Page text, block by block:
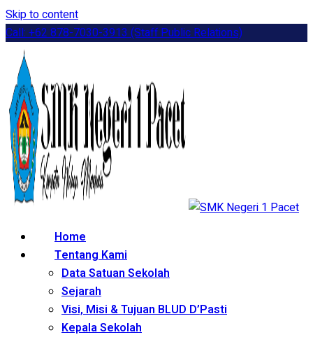
Skip to content
Call: +62 878-7030-3913 (Staff Public Relations)
Home
Tentang Kami
Data Satuan Sekolah
Sejarah
Visi, Misi & Tujuan BLUD D’Pasti
Kepala Sekolah